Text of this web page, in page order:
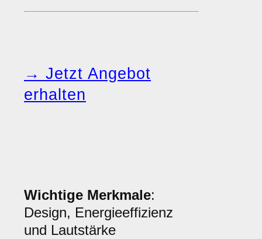
→ Jetzt Angebot
erhalten
Wichtige Merkmale:
Design, Energieeffizienz
und Lautstärke